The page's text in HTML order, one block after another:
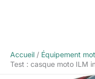
Accueil
Équipement
Test : casque moto ILM